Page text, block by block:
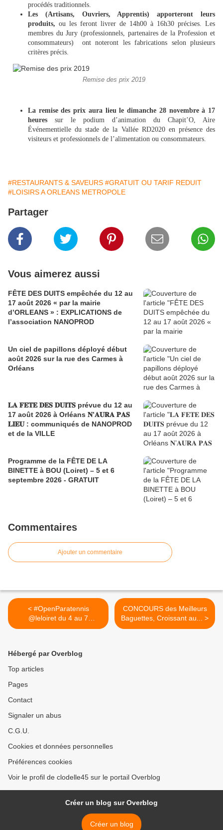
procédés traditionnels.
Les (Artisans, Ouvriers, Apprentis) apporteront leurs
produits, ou les feront livrer de 14h00 à 16h30 précises. Les
membres du Jury (professionnels, partenaires de la Profession et
consommateurs) ont noteront les fabrications selon plusieurs
critères précis.
Remise des prix 2019
La remise des prix aura lieu le dimanche 28 novembre à 17
heures sur le podium d’animation du Chapit’O, Aire
Événementielle du stade de la Vallée RD2020 en présence des
visiteurs et professionnels de l’alimentation ou consommateurs.
#RESTAURANTS & SAVEURS #GRATUIT OU TARIF REDUIT
#LOISIRS A ORLEANS METROPOLE
Partager
Vous aimerez aussi
FÊTE DES DUITS empêchée du 12 au
17 août 2026 « par la mairie
d’ORLEANS » : EXPLICATIONS de
l’association NANOPROD
Un ciel de papillons déployé début
août 2026 sur la rue des Carmes à
Orléans
𝐋𝐀 𝐅𝐄𝐓𝐄 𝐃𝐄𝐒 𝐃𝐔𝐈𝐓𝐒 prévue du 12 au
17 août 2026 à Orléans 𝐍’𝐀𝐔𝐑𝐀 𝐏𝐀𝐒
𝐋𝐈𝐄𝐔 : communiqués de NANOPROD
et de la VILLE
Programme de la FÊTE DE LA
BINETTE à BOU (Loiret) – 5 et 6
septembre 2026 - GRATUIT
Commentaires
Ajouter un commentaire
< #OpenParatennis
@leloiret du 4 au 7
novembre 2021...
CONCOURS des Meilleurs
Baguettes, Croissant au... >
Hébergé par Overblog
Top articles
Pages
Contact
Signaler un abus
C.G.U.
Cookies et données personnelles
Préférences cookies
Voir le profil de clodelle45 sur le portail Overblog
Créer un blog sur Overblog
Créer un blog